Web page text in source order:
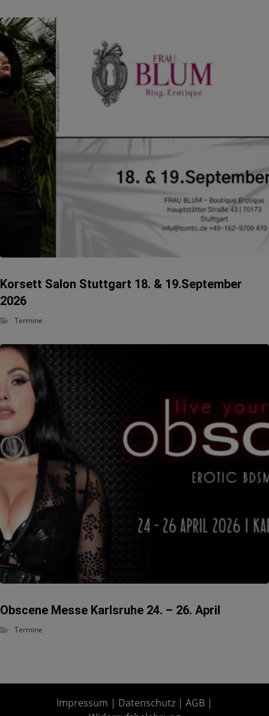
Korsett Salon Stuttgart 18. & 19.September
2026
Termine
Obscene Messe Karlsruhe 24. – 26. April
Termine
Impressum | Datenschutz | AGB |